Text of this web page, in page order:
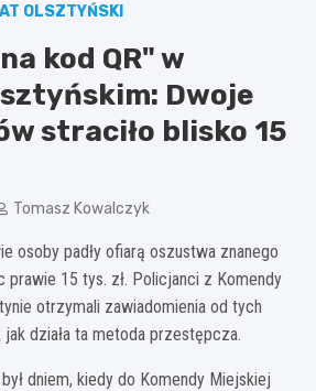
OLSZTYŃSKI
kod QR" w
Dwoje
straciło blisko 15
Tomasz Kowalczyk
osoby padły ofiarą oszustwa znanego
prawie 15 tys. zł. Policjanci z Komendy
otrzymali zawiadomienia od tych
działa ta metoda przestępcza.
dniem, kiedy do Komendy Miejskiej